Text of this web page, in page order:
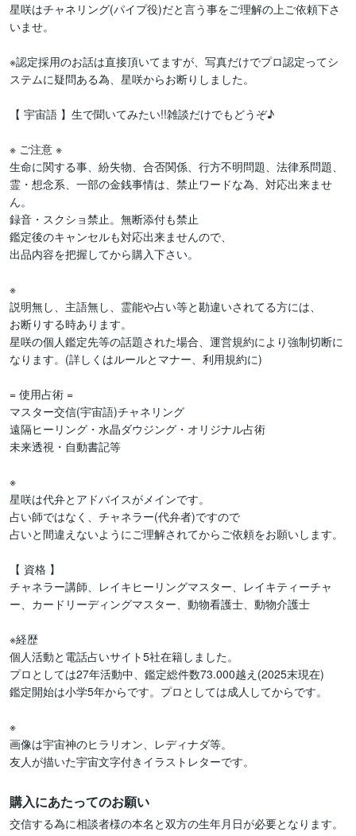
星咲はチャネリング(パイプ役)だと言う事をご理解の上ご依頼下さ
いませ。
※認定採用のお話は直接頂いてますが、写真だけでプロ認定ってシ
ステムに疑問ある為、星咲からお断りしました。
【 宇宙語 】生で聞いてみたい!!雑談だけでもどうぞ♪
※ ご注意 ※
生命に関する事、紛失物、合否関係、行方不明問題、法律系問題、
霊・想念系、一部の金銭事情は、禁止ワードな為、対応出来ませ
ん。
録音・スクショ禁止。無断添付も禁止
鑑定後のキャンセルも対応出来ませんので、
出品内容を把握してから購入下さい。
※
説明無し、主語無し、霊能や占い等と勘違いされてる方には、
お断りする時あります。
星咲の個人鑑定先等の話題された場合、運営規約により強制切断に
なります。(詳しくはルールとマナー、利用規約に)
= 使用占術 =
マスター交信(宇宙語)チャネリング
遠隔ヒーリング・水晶ダウジング・オリジナル占術
未来透視・自動書記等
※
星咲は代弁とアドバイスがメインです。
占い師ではなく、チャネラー(代弁者)ですので
占いと間違えないようにご理解されてからご依頼をお願いします。
【 資格 】
チャネラー講師、レイキヒーリングマスター、レイキティーチャ
ー、カードリーディングマスター、動物看護士、動物介護士
※経歴
個人活動と電話占いサイト5社在籍しました。
プロとしては27年活動中、鑑定総件数73.000越え(2025末現在)
鑑定開始は小学5年からです。プロとしては成人してからです。
※
画像は宇宙神のヒラリオン、レディナダ等。
友人が描いた宇宙文字付きイラストレターです。
購入にあたってのお願い
交信する為に相談者様の本名と双方の生年月日が必要となります。